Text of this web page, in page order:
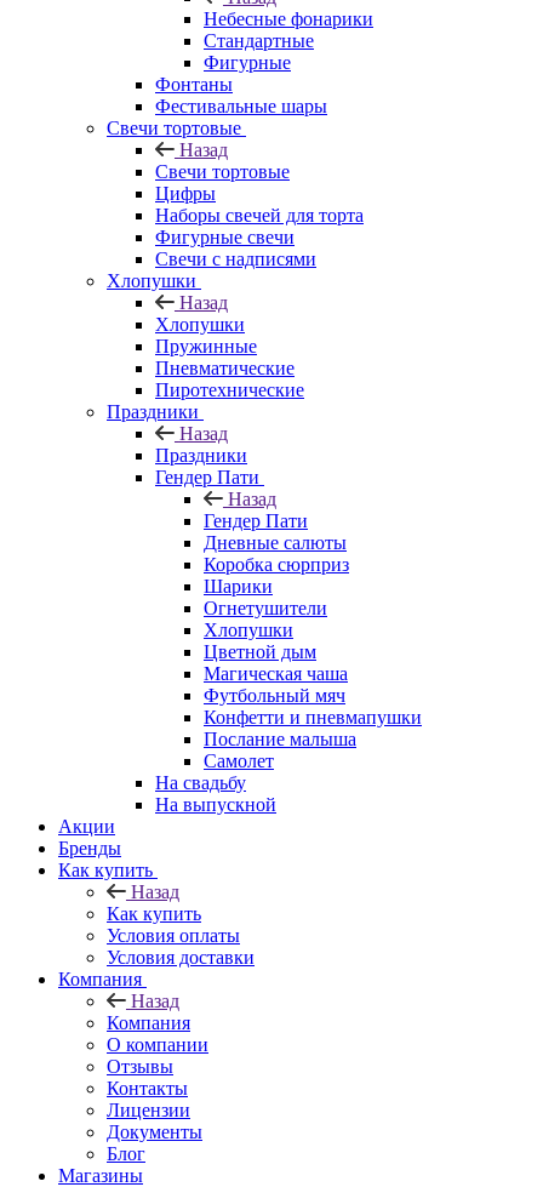
Небесные фонарики
Стандартные
Фигурные
Фонтаны
Фестивальные шары
Свечи тортовые
Назад
Свечи тортовые
Цифры
Наборы свечей для торта
Фигурные свечи
Свечи с надписями
Хлопушки
Назад
Хлопушки
Пружинные
Пневматические
Пиротехнические
Праздники
Назад
Праздники
Гендер Пати
Назад
Гендер Пати
Дневные салюты
Коробка сюрприз
Шарики
Огнетушители
Хлопушки
Цветной дым
Магическая чаша
Футбольный мяч
Конфетти и пневмапушки
Послание малыша
Самолет
На свадьбу
На выпускной
Акции
Бренды
Как купить
Назад
Как купить
Условия оплаты
Условия доставки
Компания
Назад
Компания
О компании
Отзывы
Контакты
Лицензии
Документы
Блог
Магазины